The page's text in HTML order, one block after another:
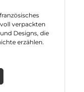
verpackten
Designs, die
erzählen.